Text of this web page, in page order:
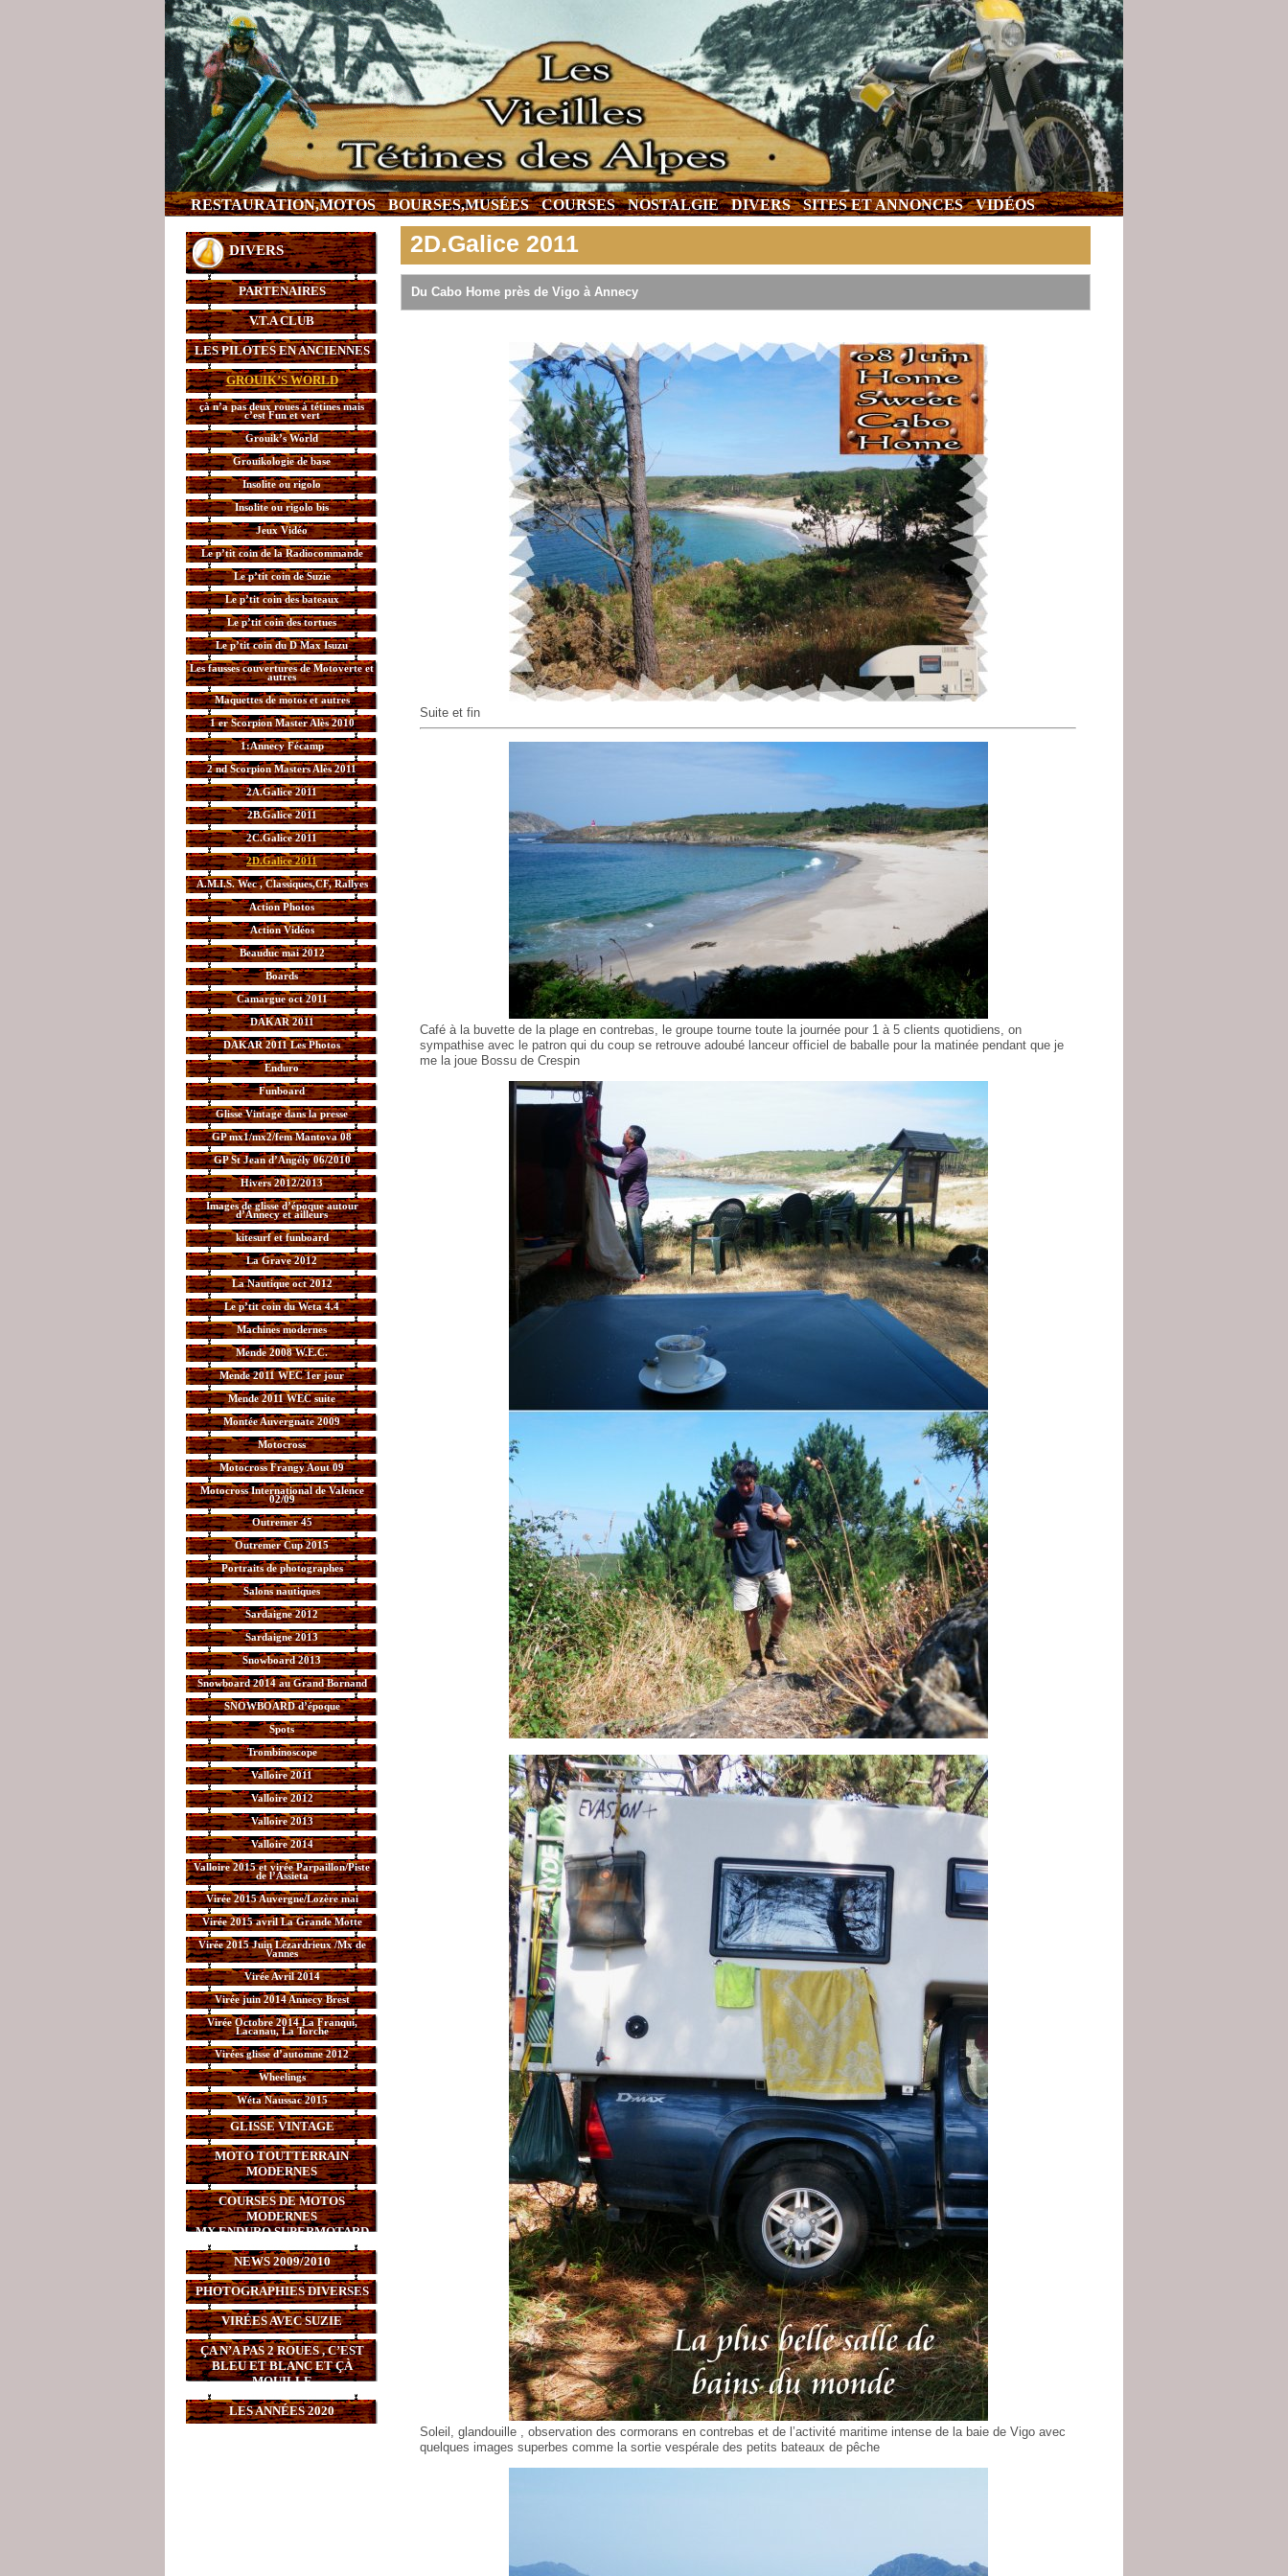
RESTAURATION,MOTOS BOURSES,MUSÉES COURSES NOSTALGIE DIVERS SITES ET ANNONCES VIDÉOS
DIVERS
PARTENAIRES
V.T.A CLUB
LES PILOTES EN ANCIENNES
GROUIK’S WORLD
çà n’a pas deux roues à tétines mais
c’est Fun et vert
Grouik’s World
Grouikologie de base
Insolite ou rigolo
Insolite ou rigolo bis
Jeux Vidéo
Le p’tit coin de la Radiocommande
Le p’tit coin de Suzie
Le p’tit coin des bateaux
Le p’tit coin des tortues
Le p’tit coin du D Max Isuzu
Les fausses couvertures de Motoverte et
autres
Maquettes de motos et autres
1 er Scorpion Master Alès 2010
1:Annecy Fécamp
2 nd Scorpion Masters Alès 2011
2A.Galice 2011
2B.Galice 2011
2C.Galice 2011
2D.Galice 2011
A.M.I.S. Wec , Classiques,CF, Rallyes
Action Photos
Action Vidéos
Beauduc mai 2012
Boards
Camargue oct 2011
DAKAR 2011
DAKAR 2011 Les Photos
Enduro
Funboard
Glisse Vintage dans la presse
GP mx1/mx2/fem Mantova 08
GP St Jean d’Angély 06/2010
Hivers 2012/2013
Images de glisse d’époque autour
d’Annecy et ailleurs
kitesurf et funboard
La Grave 2012
La Nautique oct 2012
Le p’tit coin du Weta 4.4
Machines modernes
Mende 2008 W.E.C.
Mende 2011 WEC 1er jour
Mende 2011 WEC suite
Montée Auvergnate 2009
Motocross
Motocross Frangy Aout 09
Motocross International de Valence
02/09
Outremer 45
Outremer Cup 2015
Portraits de photographes
Salons nautiques
Sardaigne 2012
Sardaigne 2013
Snowboard 2013
Snowboard 2014 au Grand Bornand
SNOWBOARD d’époque
Spots
Trombinoscope
Valloire 2011
Valloire 2012
Valloire 2013
Valloire 2014
Valloire 2015 et virée Parpaillon/Piste
de l’Assieta
Virée 2015 Auvergne/Lozère mai
Virée 2015 avril La Grande Motte
Virée 2015 Juin Lézardrieux /Mx de
Vannes
Virée Avril 2014
Virée juin 2014 Annecy Brest
Virée Octobre 2014 La Franqui,
Lacanau, La Torche
Virées glisse d’automne 2012
Wheelings
Wéta Naussac 2015
GLISSE VINTAGE
MOTO TOUTTERRAIN
MODERNES
COURSES DE MOTOS
MODERNES
MX,ENDURO,SUPERMOTARD
NEWS 2009/2010
PHOTOGRAPHIES DIVERSES
VIRÉES AVEC SUZIE
ÇA N’A PAS 2 ROUES , C’EST
BLEU ET BLANC ET ÇÀ
MOUILLE
LES ANNÉES 2020
2D.Galice 2011
Du Cabo Home près de Vigo à Annecy
Suite et fin
Café à la buvette de la plage en contrebas, le groupe tourne toute la journée pour 1 à 5 clients quotidiens, on
sympathise avec le patron qui du coup se retrouve adoubé lanceur officiel de baballe pour la matinée pendant que je
me la joue Bossu de Crespin
Soleil, glandouille , observation des cormorans en contrebas et de l’activité maritime intense de la baie de Vigo avec
quelques images superbes comme la sortie vespérale des petits bateaux de pêche